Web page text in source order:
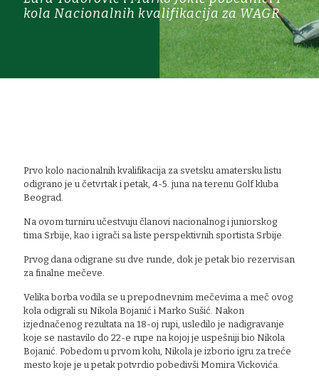
kola Nacionalnih kvalifikacija za WAGR
Prvo kolo nacionalnih kvalifikacija za svetsku amatersku listu
odigrano je u četvrtak i petak, 4-5. juna na terenu Golf kluba
Beograd.
Na ovom turniru učestvuju članovi nacionalnog i juniorskog
tima Srbije, kao i igrači sa liste perspektivnih sportista Srbije.
Prvog dana odigrane su dve runde, dok je petak bio rezervisan
za finalne mečeve.
Velika borba vodila se u prepodnevnim mečevima a meč ovog
kola odigrali su Nikola Bojanić i Marko Sušić. Nakon
izjednačenog rezultata na 18-oj rupi, usledilo je nadigravanje
koje se nastavilo do 22-e rupe na kojoj je uspešniji bio Nikola
Bojanić. Pobedom u prvom kolu, Nikola je izborio igru za treće
mesto koje je u petak potvrdio pobedivši Momira Vickovića.